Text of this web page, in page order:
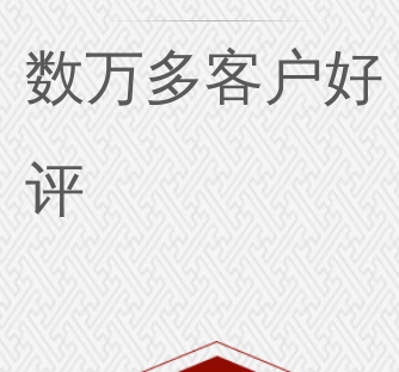
数万多客户好
评